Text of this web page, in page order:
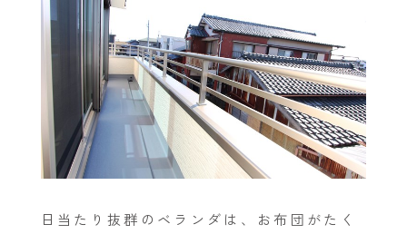
日当たり抜群のベランダは、お布団がたく